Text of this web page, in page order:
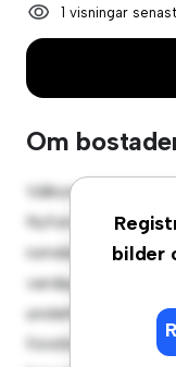
1 visningar
Om
bilder
Välkommen till ditt
Nyforsgatan 10,
rumslägenhet
vardagsrum. Den
underhållning, och
förstklassiga